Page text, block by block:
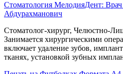
Стоматология МелодияДент:
Абдурахманович
Стоматолог-хирург, Челюстно-
Занимается хирургическими
включает удаление зубов,
тканях, установкой зубных